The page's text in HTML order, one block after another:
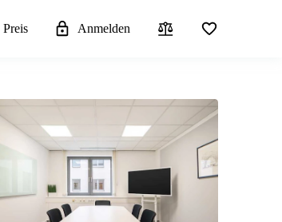
Preis Anmelden